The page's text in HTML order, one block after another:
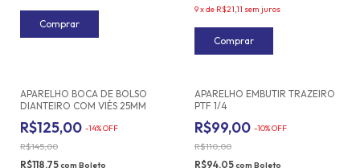
9xde R$21,11 sem juros
Comprar
APARELHO BOCA DE BOLSO
DIANTEIRO COM VIÉS 25MM
R$125,00 -14%OFF
R$145,00
R$118,75com Boleto
APARELHO EMBUTIR TRAZEIRO
PTF 1/4
R$99,00 -10%OFF
R$110,00
R$94,05com Boleto